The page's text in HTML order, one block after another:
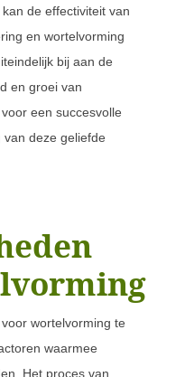
de effectiviteit van
en wortelvorming
bij aan de
en groei van
een succesvolle
deze geliefde
wortelvorming te
waarmee
Het proces van